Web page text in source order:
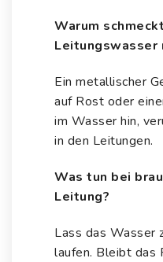
Warum
Leitungswasser
Ein metallischer
auf Rost oder
im Wasser hin,
in den Leitungen.
Was tun bei
Leitung?
Lass das Wasser
laufen. Bleibt das